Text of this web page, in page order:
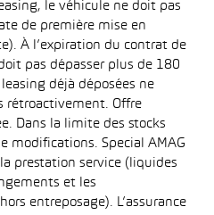
le véhicule ne doit pas
de première mise en
À l’expiration du contrat de
pas dépasser plus de 180
déjà déposées ne
rétroactivement. Offre
Dans la limite des stocks
modifications. Special AMAG
prestation service (liquides
et les
entreposage). L’assurance